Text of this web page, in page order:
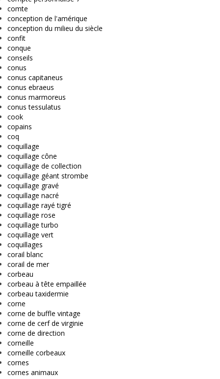
comte
conception de l'amérique
conception du milieu du siècle
confit
conque
conseils
conus
conus capitaneus
conus ebraeus
conus marmoreus
conus tessulatus
cook
copains
coq
coquillage
coquillage cône
coquillage de collection
coquillage géant strombe
coquillage gravé
coquillage nacré
coquillage rayé tigré
coquillage rose
coquillage turbo
coquillage vert
coquillages
corail blanc
corail de mer
corbeau
corbeau à tête empaillée
corbeau taxidermie
corne
corne de buffle vintage
corne de cerf de virginie
corne de direction
corneille
corneille corbeaux
cornes
cornes animaux